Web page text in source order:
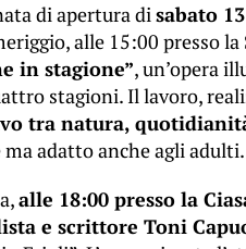
di apertura disabato
alle 15:00 presso
in stagione”, un’opera
stagioni. Il lavoro,
tra natura,
ma adatto anche agli adulti.
alle 18:00 presso la
e scrittore Toni